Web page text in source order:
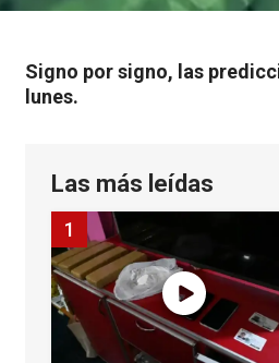
Signo por signo, las
lunes.
Las más leídas
1